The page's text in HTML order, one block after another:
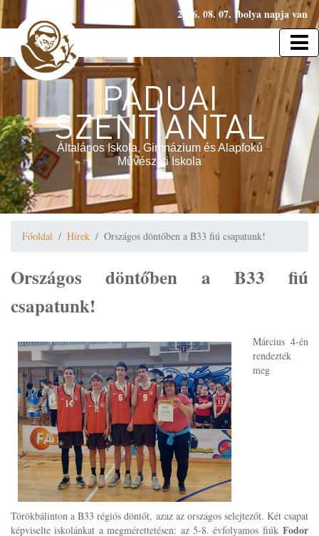
2026. 08. 07. Ibolya napja van
PÁDUAI
SZENT ANTAL
Általános Iskola, Gimnázium és Alapfokú
Művészeti Iskola
Főoldal Hírek Országos döntőben a B33 fiú csapatunk!
Országos döntőben a B33 fiú
csapatunk!
Március 4-én
rendezték
meg
Törökbálinton a B33 régiós döntőt, azaz az országos selejtezőt. Két csapat
képviselte iskolánkat a megmérettetésen: az 5-8. évfolyamos fiúk Fodor